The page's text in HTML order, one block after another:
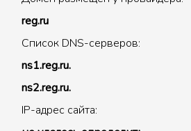
reg.ru
Список DNS-серверов:
ns1.reg.ru.
ns2.reg.ru.
IP-адрес сайта: